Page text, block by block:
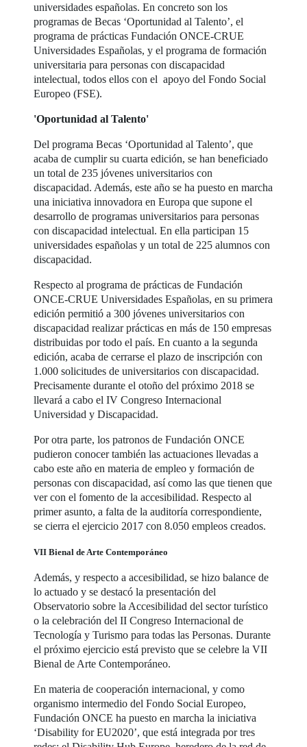
universidades españolas. En concreto son los
programas de Becas ‘Oportunidad al Talento’, el
programa de prácticas Fundación ONCE-CRUE
Universidades Españolas, y el programa de formación
universitaria para personas con discapacidad
intelectual, todos ellos con el apoyo del Fondo Social
Europeo (FSE).
'Oportunidad al Talento'
Del programa Becas ‘Oportunidad al Talento’, que
acaba de cumplir su cuarta edición, se han beneficiado
un total de 235 jóvenes universitarios con
discapacidad. Además, este año se ha puesto en marcha
una iniciativa innovadora en Europa que supone el
desarrollo de programas universitarios para personas
con discapacidad intelectual. En ella participan 15
universidades españolas y un total de 225 alumnos con
discapacidad.
Respecto al programa de prácticas de Fundación
ONCE-CRUE Universidades Españolas, en su primera
edición permitió a 300 jóvenes universitarios con
discapacidad realizar prácticas en más de 150 empresas
distribuidas por todo el país. En cuanto a la segunda
edición, acaba de cerrarse el plazo de inscripción con
1.000 solicitudes de universitarios con discapacidad.
Precisamente durante el otoño del próximo 2018 se
llevará a cabo el IV Congreso Internacional
Universidad y Discapacidad.
Por otra parte, los patronos de Fundación ONCE
pudieron conocer también las actuaciones llevadas a
cabo este año en materia de empleo y formación de
personas con discapacidad, así como las que tienen que
ver con el fomento de la accesibilidad. Respecto al
primer asunto, a falta de la auditoría correspondiente,
se cierra el ejercicio 2017 con 8.050 empleos creados.
VII Bienal de Arte Contemporáneo
Además, y respecto a accesibilidad, se hizo balance de
lo actuado y se destacó la presentación del
Observatorio sobre la Accesibilidad del sector turístico
o la celebración del II Congreso Internacional de
Tecnología y Turismo para todas las Personas. Durante
el próximo ejercicio está previsto que se celebre la VII
Bienal de Arte Contemporáneo.
En materia de cooperación internacional, y como
organismo intermedio del Fondo Social Europeo,
Fundación ONCE ha puesto en marcha la iniciativa
‘Disability for EU2020’, que está integrada por tres